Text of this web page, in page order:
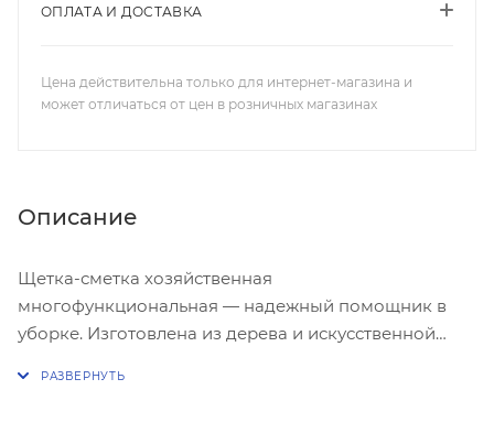
ОПЛАТА И ДОСТАВКА
Цена действительна только для интернет-магазина и
может отличаться от цен в розничных магазинах
Описание
Щетка-сметка хозяйственная
многофункциональная — надежный помощник в
уборке. Изготовлена из дерева и искусственной